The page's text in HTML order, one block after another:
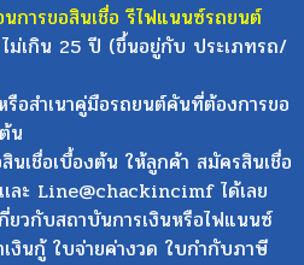
การขอสินเชื่อ รีไฟแนนซ์รถยนต์
ม่เกิน 25 ปี (ขึ้นอยู่กับ ประเภทรถ/
รือสำเนาคู่มือรถยนต์คันที่ต้องการขอ
น
นเชื่อเบื้องต้น ให้ลูกค้า สมัครสินเชื่อ
เละ Line@chackincimf ได้เลย
ยวกับสถาบันการเงินหรือไฟแนนซ์
งินกู้ ใบจ่ายค่างวด ใบกำกับภาษี